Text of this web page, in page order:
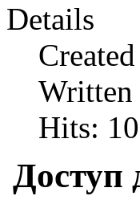
Details
Written
Hits:
Доступ